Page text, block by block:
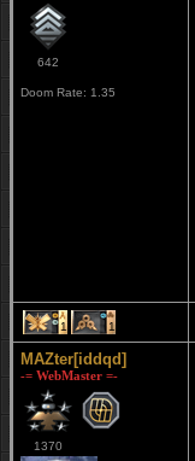
642
Doom Rate: 1.35
1 1
MAZter[iddqd]
-= WebMaster =-
1370